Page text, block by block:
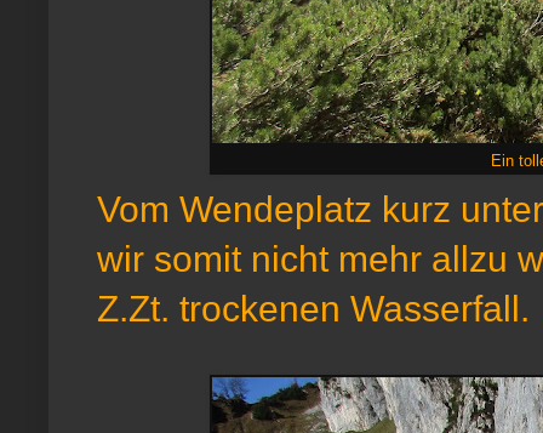
Ein
Vom Wendeplatz kurz
wir somit nicht mehr allzu
Z.Zt. trockenen Wasserfall.